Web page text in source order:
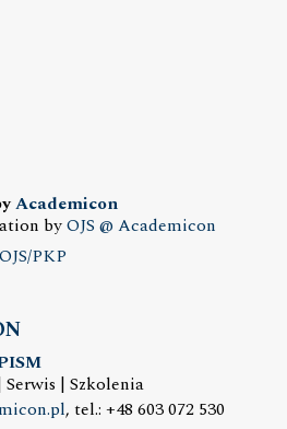
Academicon
byOJS @ Academicon
OJS/PKP
| Szkolenia
, tel.: +48 603 072 530